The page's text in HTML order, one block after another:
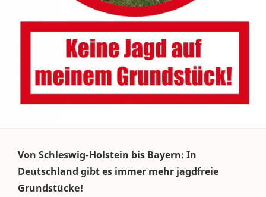
Von Schleswig-Holstein bis Bayern: In
Deutschland gibt es immer mehr jagdfreie
Grundstücke!